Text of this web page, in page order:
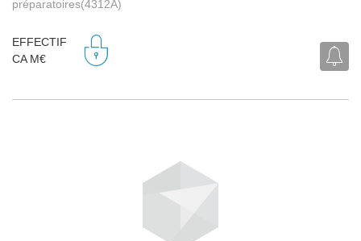
préparatoires(4312A)
EFFECTIF
CA M€